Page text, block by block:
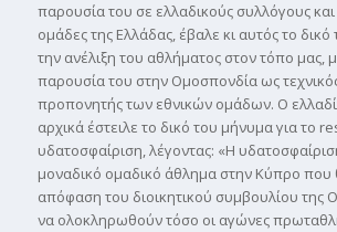
παρουσία του σε ελλαδικούς συλλόγους και
οµάδες της Ελλάδας, έβαλε κι αυτός το δικό
την ανέλιξη του αθλήµατος στον τόπο µας,
παρουσία του στην Οµοσπονδία ως
προπονητής των εθνικών οµάδων. Ο
αρχικά έστειλε το δικό του µήνυµα για το
υδατοσφαίριση, λέγοντας: «Η
µοναδικό οµαδικό άθληµα στην Κύπρο που
απόφαση του διοικητικού συµβουλίου της
να ολοκληρωθούν τόσο οι αγώνες